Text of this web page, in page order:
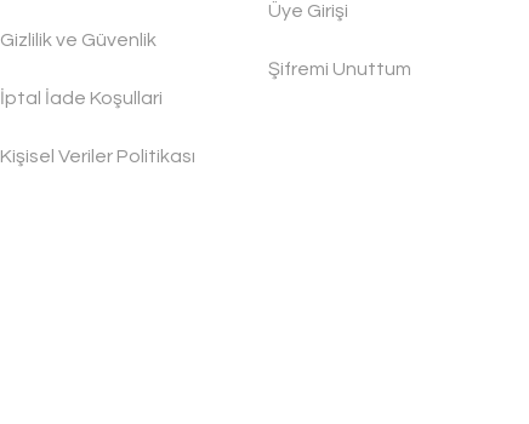
Gizlilik ve Güvenlik
İptal İade Koşullari
Kişisel Veriler Politikası
Üye Girişi
Şifremi Unuttum